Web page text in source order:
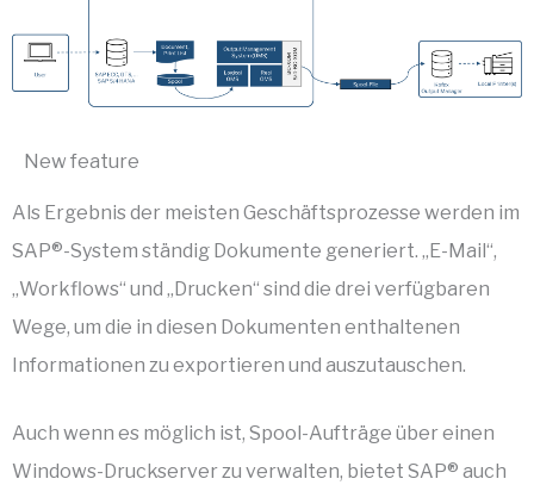
New feature
Als Ergebnis der meisten Geschäftsprozesse werden im
SAP®-System ständig Dokumente generiert. „E-Mail“,
„Workflows“ und „Drucken“ sind die drei verfügbaren
Wege, um die in diesen Dokumenten enthaltenen
Informationen zu exportieren und auszutauschen.
Auch wenn es möglich ist, Spool-Aufträge über einen
Windows-Druckserver zu verwalten, bietet SAP® auch